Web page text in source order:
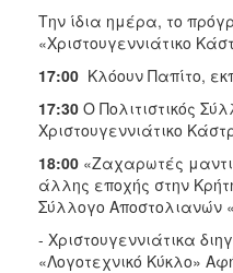
Την ίδια ημέρα, το
«Χριστουγεννιάτικο
17:00 Κλόουν Παπίτο,
17:30 Ο Πολιτιστικός
Χριστουγεννιάτικο
18:00 «Ζαχαρωτές
άλλης εποχής στην
Σύλλογο Αποστολιανών
- Χριστουγεννιάτικα
«Λογοτεχνικό Κύκλο»